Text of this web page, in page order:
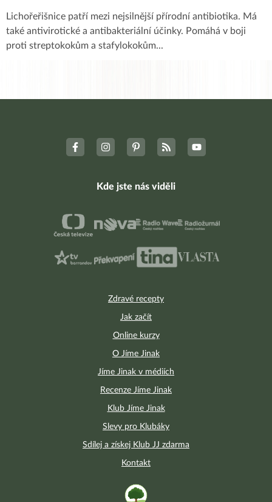
Lichořeřišnice patří mezi nejsilnější přírodní antibiotika. Má
také antivirotické a antibakteriální účinky. Pomáhá v boji
proti streptokokům a stafylokokům...
Zdravé recepty
Jak začít
Online kurzy
O Jíme Jinak
Jíme Jinak v médiích
Recenze Jíme Jinak
Klub Jíme Jinak
Slevy pro Klubáky
Sdílej a získej Klub JJ zdarma
Kontakt
Kde jste nás viděli